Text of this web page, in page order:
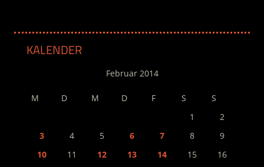
KALENDER
Februar 2014
M D M D F S
S
1
2
3
4 5 6 7 8
9
10
11 12 13 14 15
16